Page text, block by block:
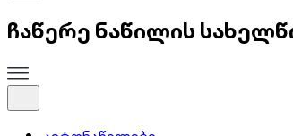
ჩაწერე ნაწილის